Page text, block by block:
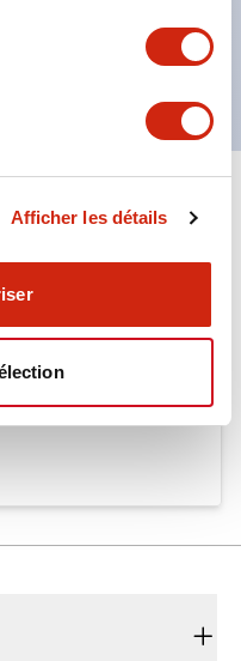
Afficher les détails
conformes aux